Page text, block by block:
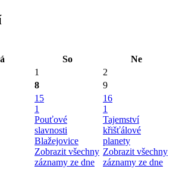
So
Ne
1
2
8 9
15
1
Pouťové
slavnosti
Blažejovice
Zobrazit všechny
záznamy ze dne
16
1
Tajemství
křišťálové
planety
Zobrazit všechny
záznamy ze dne